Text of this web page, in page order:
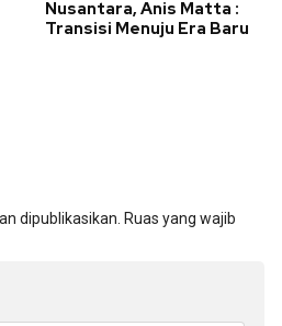
Nusantara, Anis Matta :
Transisi Menuju Era Baru
dipublikasikan. Ruas yang wajib